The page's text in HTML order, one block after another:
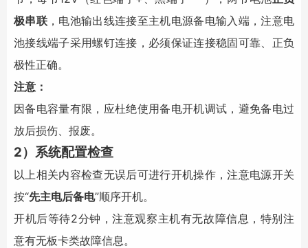
极串联 ，电池输出线连接至主机电源备电输入端，注意电
池接线端子采用螺钉连接，必须保证连接稳固可靠、正负
极性正确。
注意：
因备电容量有限，应杜绝使用备电开机调试，避免备电过
放后损伤、报废。
2）系统配置检查
以上相关内容检查无误后可进行开机操作，注意电源开关
按“先主电后备电”顺序开机。
开机后等待2分钟，注意观察主机有无故障信息，特别注
意有无板卡类故障信息。